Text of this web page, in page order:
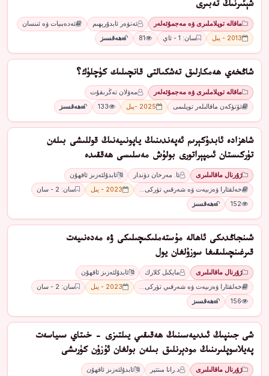
شېئىرنىڭ تەبىرى
ماقالە توپلاملىرى ۋە مەجمۇئەلەر ئەنۋەر ئابدۇرېھىم
ئەدەبىيات ۋە ئىنسان
2013 - يىل
سان: 1 - ئاي 81 ھەقسىز
شاڭخەي ھەمكارلىق تەشكىالتى قانچىلىك كۈچلۈك؟
ماقالە توپلاملىرى ۋە مەجمۇئەلەر
مەۋلان تەڭرىقۇت
ئۆتۈكەن ماقالىلەر توپلىمى
2025 -يىل 133 ھەقسىز
شاھزادە ئابدۇكېرىم ئەپەندىنىڭ ياپونىيەنىڭ قوللىشى بىلەن
تۈركىستان ئىمپېراتورى بولۇش مەسلىسى ھەققىدە
ژۇرنال ماقالىلىرى ئا. مەرخان دۈندار
ئابدۇلئەزىز ئاقھۇن
خەلقئارا ۋەزىيەت ۋە شەرقىي تۈركى…
2023 - يىل
سان: 2 - سان
152
ھەقسىز
شىنجاڭدىكى ئاھالە مۇستەملىكىچىلىكى ۋە مەدەنىيەت
قىرغىنچىلىقىغا سوزۇلغان يول
ژۇرنال ماقالىلىرى مايكىل كلارك
ئابدۇلئەزىز ئاقھۇن
خەلقئارا ۋەزىيەت ۋە شەرقىي تۈركى…
2023 - يىل
سان: 2 - سان
156
ھەقسىز
شى جىنپىڭ ئىدىيەسىنىڭ ھەقىقىي يىلتىزى - خىتاي سىياسەت
پەيلاسوپلىرىنىڭ مودېرنلىق بىلەن بولغان ئۇزۇن كۈرىشى
ژۇرنال ماقالىلىرى د.رانا مىتتېر
ئابدۇلئەزىز ئاقھۇن